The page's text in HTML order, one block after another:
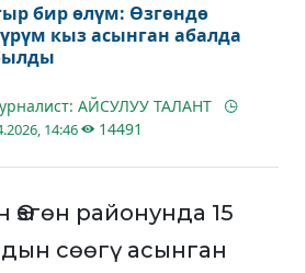
бир өлүм: Өзгөндө
кыз асынган абалда
АЙСУЛУУ ТАЛАНТ
14:46 14491
районунда 15
сөөгү асынган